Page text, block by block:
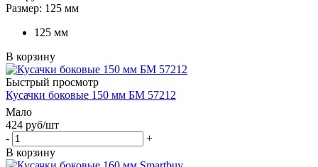
Размер: 125 мм
125 мм
В корзину
Быстрый просмотр
Кусачки боковые 150 мм БМ 57212
Мало
424 руб/шт
-
+
В корзину